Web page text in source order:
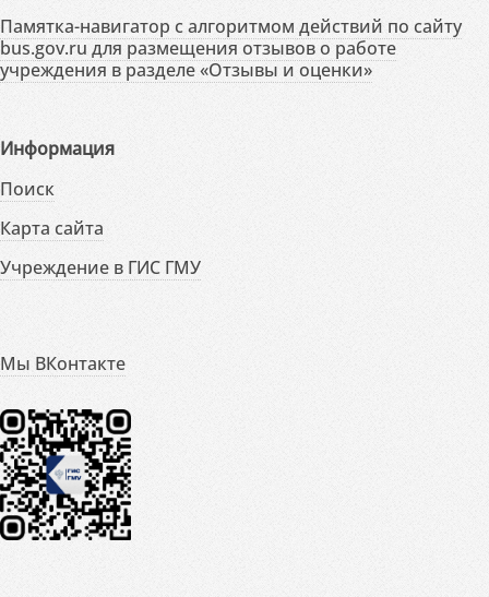
Памятка-навигатор с алгоритмом действий по сайту
bus.gov.ru для размещения отзывов о работе
учреждения в разделе «Отзывы и оценки»
Информация
Поиск
Карта сайта
Учреждение в ГИС ГМУ
Мы ВКонтакте